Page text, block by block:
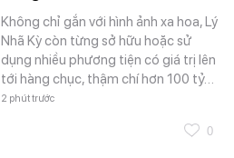
Không chỉ gắn với hình ảnh xa hoa, Lý
Nhã Kỳ còn từng sở hữu hoặc sử
dụng nhiều phương tiện có giá trị lên
tới hàng chục, thậm chí hơn 100 tỷ…
2 phút trước
0